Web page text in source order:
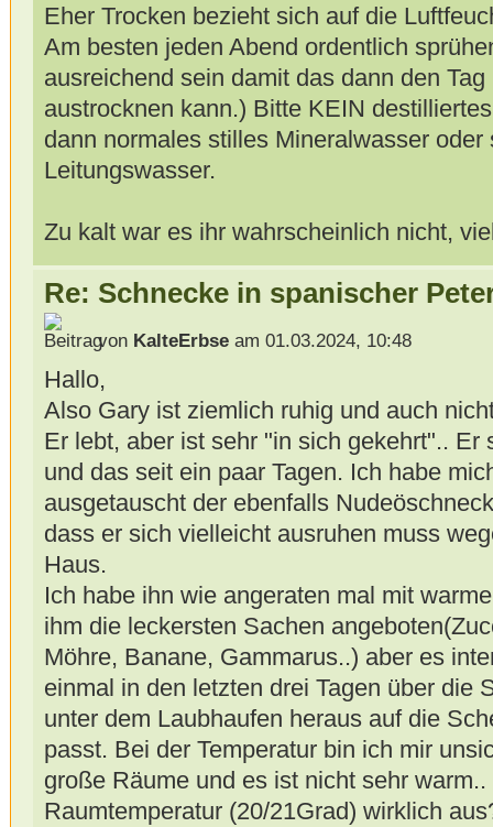
Eher Trocken bezieht sich auf die
Am besten jeden Abend ordentlich
ausreichend sein damit das dann den
austrocknen kann.) Bitte KEIN
dann normales stilles Mineralwasser
Leitungswasser.
Zu kalt war es ihr wahrscheinlich nicht,
Re: Schnecke in spanischer
von KalteErbseam 01.03.2024, 10:48
Hallo,
Also Gary ist ziemlich ruhig und auch
Er lebt, aber ist sehr "in sich gekehrt".. Er
und das seit ein paar Tagen. Ich habe
ausgetauscht der ebenfalls
dass er sich vielleicht ausruhen muss
Haus.
Ich habe ihn wie angeraten mal mit
ihm die leckersten Sachen
Möhre, Banane, Gammarus..) aber es
einmal in den letzten drei Tagen über die
unter dem Laubhaufen heraus auf die
passt. Bei der Temperatur bin ich mir
große Räume und es ist nicht sehr
Raumtemperatur (20/21Grad) wirklich